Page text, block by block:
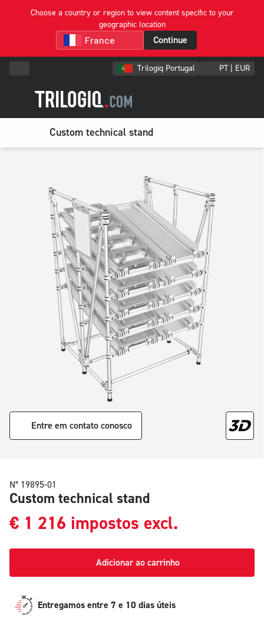
Choose a country or region to view content specific to your
geographic location
Continue
Trilogiq Portugal PT | EUR
Custom technical stand
Entre em contato conosco
N° 19895-01
Custom technical stand
€ 1 216 impostos excl.
Adicionar ao carrinho
Entregamos entre 7 e 10 dias úteis